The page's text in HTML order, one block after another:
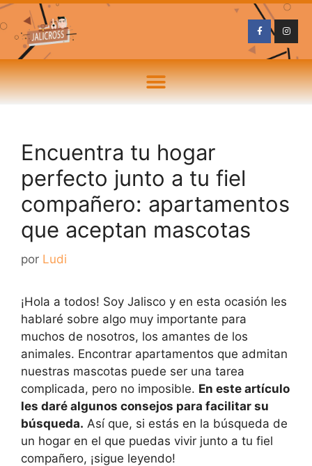
Encuentra tu hogar
perfecto junto a tu fiel
compañero: apartamentos
que aceptan mascotas
por Ludi
¡Hola a todos! Soy Jalisco y en esta ocasión les
hablaré sobre algo muy importante para
muchos de nosotros, los amantes de los
animales. Encontrar apartamentos que admitan
nuestras mascotas puede ser una tarea
complicada, pero no imposible. En este artículo
les daré algunos consejos para facilitar su
búsqueda. Así que, si estás en la búsqueda de
un hogar en el que puedas vivir junto a tu fiel
compañero, ¡sigue leyendo!